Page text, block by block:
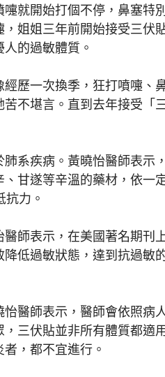
就開始打個不停，鼻塞特
姐姐三年前開始接受三伏
的過敏體質。
一次換季，狂打噴嚏、
不堪言。直到去年接受「
疾病。黃曉怡醫師表示
甘遂等辛溫的藥材，依一
力。
表示，在美國著名期刊
低過敏狀態，達到抗過敏
師表示，醫師會依照病
三伏貼並非所有體質都適
，都不宜進行。